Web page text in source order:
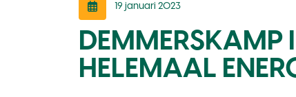
19 januari 2023
DEMMERSKAMP
HELEMAAL